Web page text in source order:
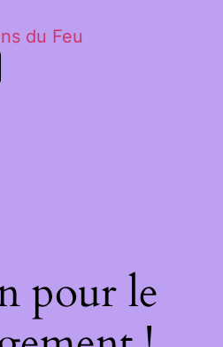
du Feu
pour le